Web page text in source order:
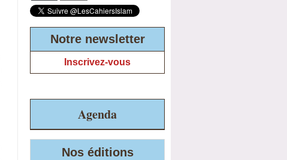
Notre newsletter
Inscrivez-vous
Agenda
Nos éditions